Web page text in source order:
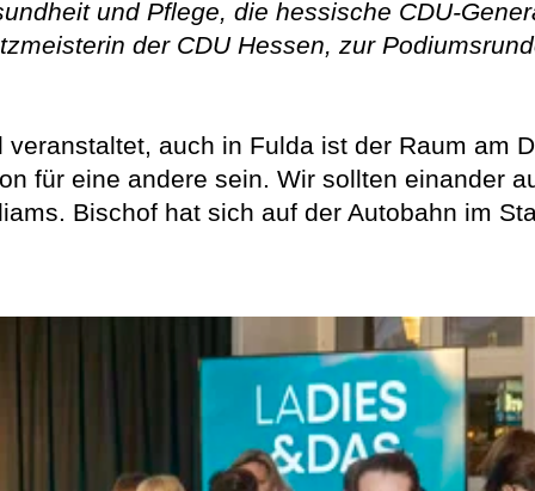
und Pflege, die hessische CDU-
der CDU Hessen, zur
auch in Fulda ist der Raum am
für eine andere sein. Wir sollten einander
Bischof hat sich auf der Autobahn im